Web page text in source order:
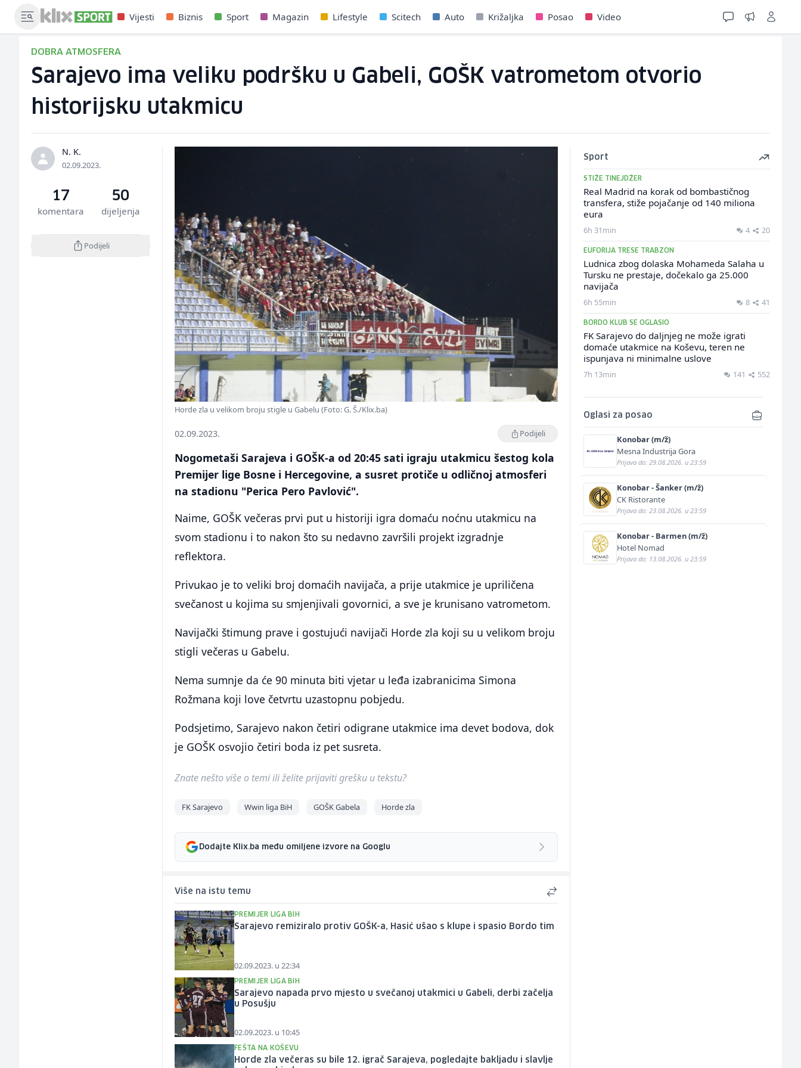
Vijesti Biznis Sport Magazin Lifestyle Scitech Auto Križaljka Posao Video
DOBRA ATMOSFERA
Sarajevo ima veliku podršku u Gabeli, GOŠK vatrometom otvorio
historijsku utakmicu
N. K.
02.09.2023.
17
komentara
50
dijeljenja
Podijeli
Horde zla u velikom broju stigle u Gabelu (Foto: G. Š./Klix.ba)
02.09.2023. Podijeli
Nogometaši Sarajeva i GOŠK-a od 20:45 sati igraju utakmicu šestog kola
Premijer lige Bosne i Hercegovine, a susret protiče u odličnoj atmosferi
na stadionu "Perica Pero Pavlović".
Naime, GOŠK večeras prvi put u historiji igra domaću noćnu utakmicu na
svom stadionu i to nakon što su nedavno završili projekt izgradnje
reflektora.
Privukao je to veliki broj domaćih navijača, a prije utakmice je upriličena
svečanost u kojima su smjenjivali govornici, a sve je krunisano vatrometom.
Navijački štimung prave i gostujući navijači Horde zla koji su u velikom broju
stigli večeras u Gabelu.
Nema sumnje da će 90 minuta biti vjetar u leđa izabranicima Simona
Rožmana koji love četvrtu uzastopnu pobjedu.
Podsjetimo, Sarajevo nakon četiri odigrane utakmice ima devet bodova, dok
je GOŠK osvojio četiri boda iz pet susreta.
Znate nešto više o temi ili želite prijaviti grešku u tekstu?
FK Sarajevo Wwin liga BiH GOŠK Gabela Horde zla
Dodajte Klix.ba među omiljene izvore na Googlu
Više na istu temu
PREMIJER LIGA BIH
Sarajevo remiziralo protiv GOŠK-a, Hasić ušao s klupe i spasio Bordo tim
02.09.2023. u 22:34
PREMIJER LIGA BIH
Sarajevo napada prvo mjesto u svečanoj utakmici u Gabeli, derbi začelja
u Posušju
02.09.2023. u 10:45
FEŠTA NA KOŠEVU
Horde zla večeras su bile 12. igrač Sarajeva, pogledajte bakljadu i slavlje
Sport
STIŽE TINEJDŽER
Real Madrid na korak od bombastičnog
transfera, stiže pojačanje od 140 miliona
eura
6h 31min 4 20
EUFORIJA TRESE TRABZON
Ludnica zbog dolaska Mohameda Salaha u
Tursku ne prestaje, dočekalo ga 25.000
navijača
6h 55min 8 41
BORDO KLUB SE OGLASIO
FK Sarajevo do daljnjeg ne može igrati
domaće utakmice na Koševu, teren ne
ispunjava ni minimalne uslove
7h 13min 141 552
Oglasi za posao
Konobar (m/ž)
Mesna Industrija Gora
Prijava do: 29.08.2026. u 23:59
Konobar - Šanker (m/ž)
CK Ristorante
Prijava do: 23.08.2026. u 23:59
Konobar - Barmen (m/ž)
Hotel Nomad
Prijava do: 13.08.2026. u 23:59